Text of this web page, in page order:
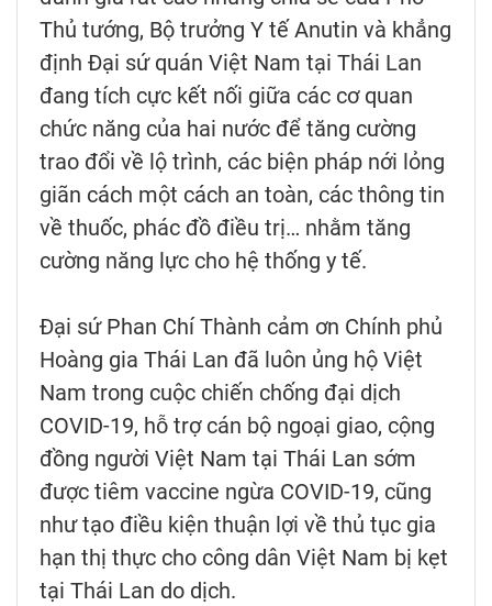
Thủ tướng, Bộ trưởng Y tế Anutin và khẳng
định Đại sứ quán Việt Nam tại Thái Lan
đang tích cực kết nối giữa các cơ quan
chức năng của hai nước để tăng cường
trao đổi về lộ trình, các biện pháp nới lỏng
giãn cách một cách an toàn, các thông tin
về thuốc, phác đồ điều trị… nhằm tăng
cường năng lực cho hệ thống y tế.
Đại sứ Phan Chí Thành cảm ơn Chính phủ
Hoàng gia Thái Lan đã luôn ủng hộ Việt
Nam trong cuộc chiến chống đại dịch
COVID-19, hỗ trợ cán bộ ngoại giao, cộng
đồng người Việt Nam tại Thái Lan sớm
được tiêm vaccine ngừa COVID-19, cũng
như tạo điều kiện thuận lợi về thủ tục gia
hạn thị thực cho công dân Việt Nam bị kẹt
tại Thái Lan do dịch.